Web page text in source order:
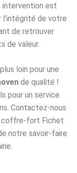
intervention est
l’intégrité de votre
de retrouver
de valeur.
loin pour une
de qualité !
pour un service
Contactez-nous
coffre-fort Fichet
notre savoir-faire